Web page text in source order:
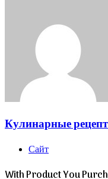
Кулинарные
Сайт
With Product You